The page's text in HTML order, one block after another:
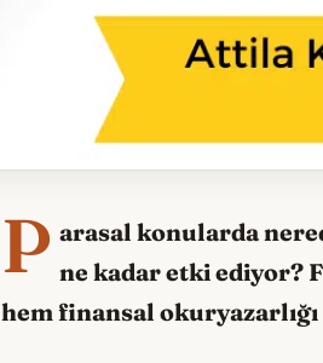
P arasal konularda
ne kadar etki ediyor?
hem finansal